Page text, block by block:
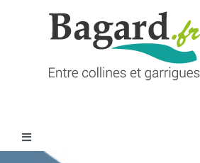
Toggle
Navigation